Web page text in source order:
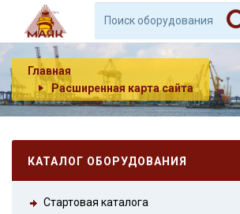
Главная
Расширенная карта сайта
КАТАЛОГ ОБОРУДОВАНИЯ
Стартовая каталога